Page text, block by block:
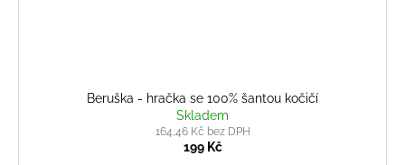
Beruška - hračka se 100% šantou kočičí
Skladem
164,46 Kč bez DPH
199 Kč